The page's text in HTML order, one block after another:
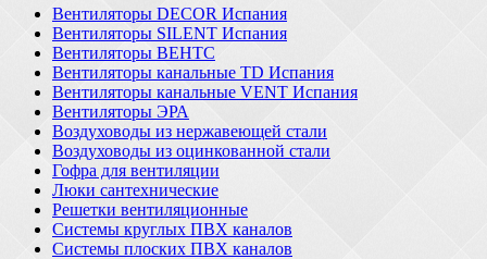
Вентиляторы DECOR Испания
Вентиляторы SILENT Испания
Вентиляторы ВЕНТС
Вентиляторы канальные TD Испания
Вентиляторы канальные VENT Испания
Вентиляторы ЭРА
Воздуховоды из нержавеющей стали
Воздуховоды из оцинкованной стали
Гофра для вентиляции
Люки сантехнические
Решетки вентиляционные
Системы круглых ПВХ каналов
Системы плоских ПВХ каналов